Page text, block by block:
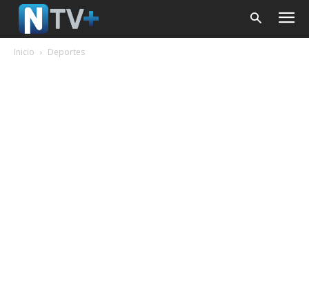
Inicio Deportes